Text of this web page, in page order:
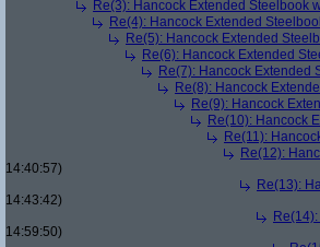
Re(3): Hancock Extended Steelbook
Re(4): Hancock Extended
Re(5): Hancock Extended
Re(6): Hancock Extended
Re(7): Hancock Extended
Re(8): Hancock
Re(9): Hancock
Re(10): Hancock
Re(11):
Re(12):
14:40:57)
Re(13):
14:43:42)
14:59:50)